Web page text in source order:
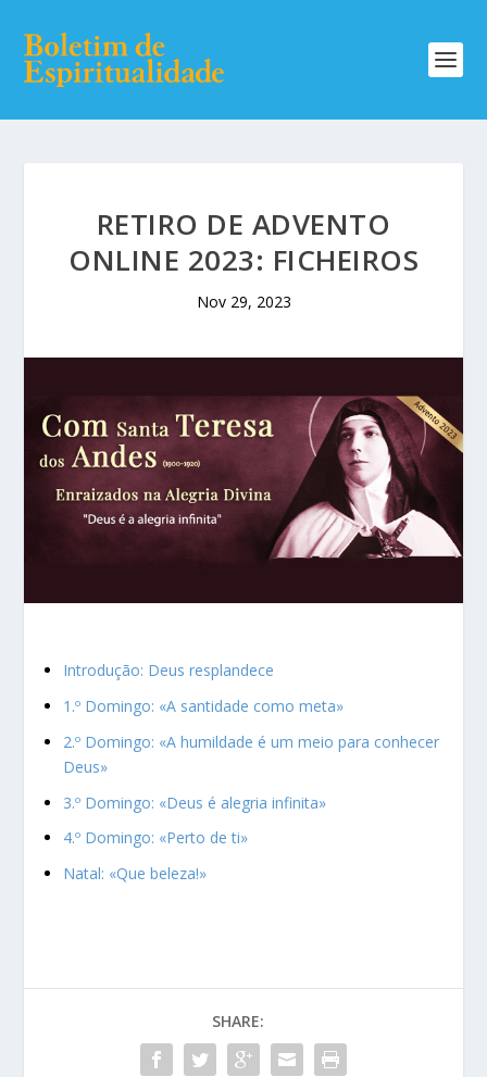
RETIRO DE ADVENTO
ONLINE 2023: FICHEIROS
Nov 29, 2023
Introdução: Deus resplandece
1.º Domingo: «A santidade como meta»
2.º Domingo: «A humildade é um meio para conhecer
Deus»
3.º Domingo: «Deus é alegria infinita»
4.º Domingo: «Perto de ti»
Natal: «Que beleza!»
SHARE: